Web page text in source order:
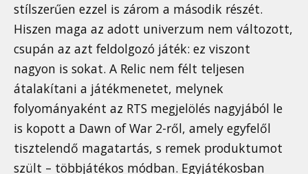
stílszerűen ezzel is zárom a második részét.
Hiszen maga az adott univerzum nem változott,
csupán az azt feldolgozó játék: ez viszont
nagyon is sokat. A Relic nem félt teljesen
átalakítani a játékmenetet, melynek
folyományaként az RTS megjelölés nagyjából le
is kopott a Dawn of War 2-ről, amely egyfelől
tisztelendő magatartás, s remek produktumot
szült – többjátékos módban. Egyjátékosban